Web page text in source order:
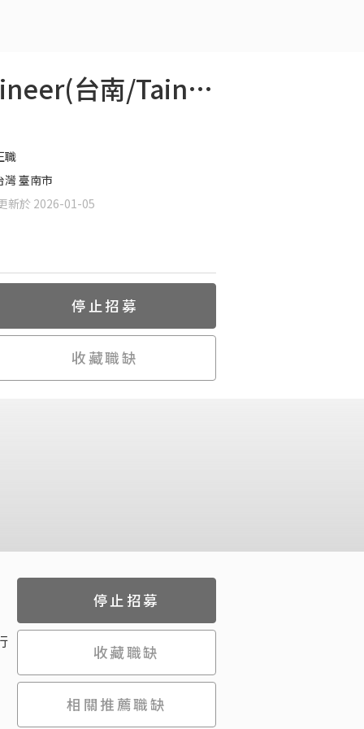
【Document】軟體測試工程師 Software QA Engineer(台南/Tainan)
職
灣 臺南市
新於 2026-01-05
停止招募
收藏職缺
停止招募
收藏職缺
相關推薦職缺